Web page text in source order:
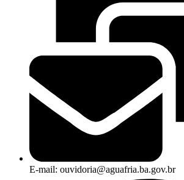
E-mail: ouvidoria@aguafria.ba.gov.br